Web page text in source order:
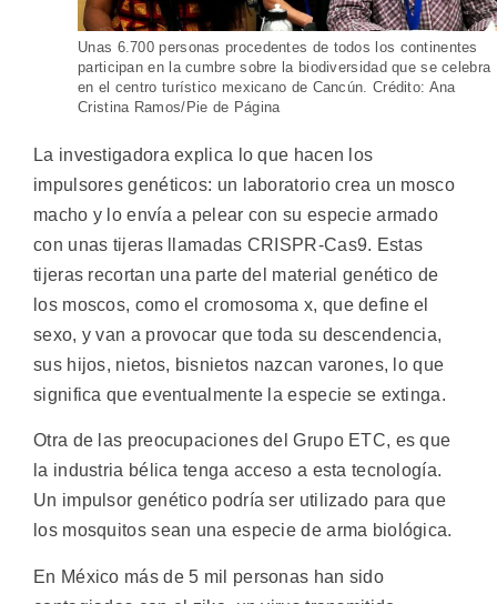
Unas 6.700 personas procedentes de todos los continentes
participan en la cumbre sobre la biodiversidad que se celebra
en el centro turístico mexicano de Cancún. Crédito: Ana
Cristina Ramos/Pie de Página
La investigadora explica lo que hacen los
impulsores genéticos: un laboratorio crea un mosco
macho y lo envía a pelear con su especie armado
con unas tijeras llamadas CRISPR-Cas9. Estas
tijeras recortan una parte del material genético de
los moscos, como el cromosoma x, que define el
sexo, y van a provocar que toda su descendencia,
sus hijos, nietos, bisnietos nazcan varones, lo que
significa que eventualmente la especie se extinga.
Otra de las preocupaciones del Grupo ETC, es que
la industria bélica tenga acceso a esta tecnología.
Un impulsor genético podría ser utilizado para que
los mosquitos sean una especie de arma biológica.
En México más de 5 mil personas han sido